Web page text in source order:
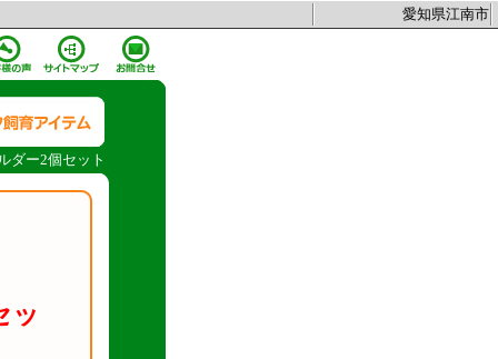
愛知県江南市
ダー2個セット
ッ